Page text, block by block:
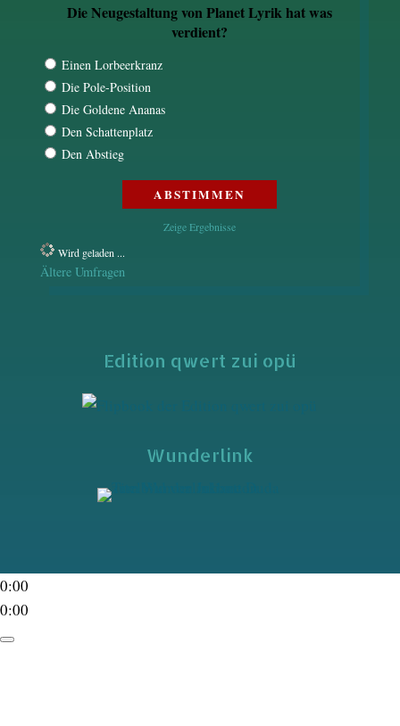
Die Neugestaltung von Planet Lyrik hat was
verdient?
Einen Lorbeerkranz
Die Pole-Position
Die Goldene Ananas
Den Schattenplatz
Den Abstieg
Zeige Ergebnisse
Wird geladen ...
Ältere Umfragen
Edition qwert zui opü
Wunderlink
0:00
0:00